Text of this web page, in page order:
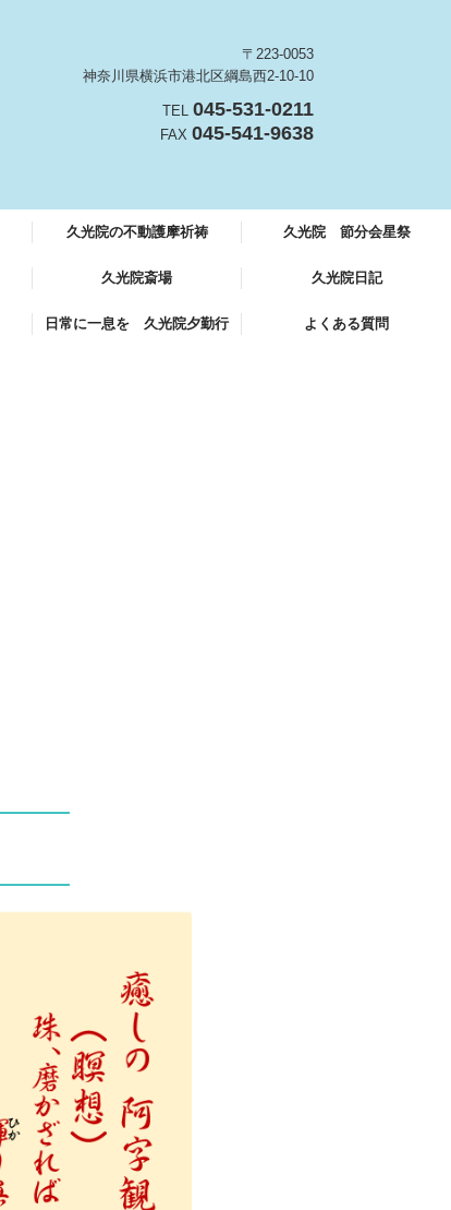
〒223-0053
神奈川県横浜市港北区綱島西2-10-10
TEL 045-531-0211
FAX 045-541-9638
久光院の不動護摩祈祷 久光院 節分会星祭
久光院斎場 久光院日記
日常に一息を 久光院夕勤行 よくある質問